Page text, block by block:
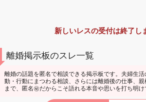
新しいレスの受付は終了し
離婚掲示板のスレ一覧
離婚の話題を匿名で相談できる掲示板です。夫婦生
動・行動にまつわる相談、さらには離婚後の仕事、
まで、匿名㊙️だからこそ語れる本音や思いを打ち明け